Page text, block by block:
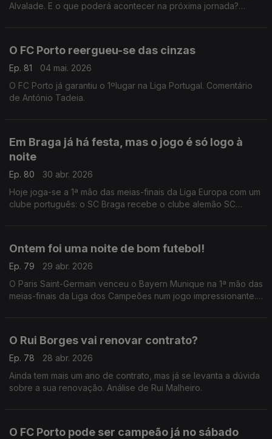
Alvalade. E o que poderá acontecer na próxima jornada?
O FC Porto reergueu-se das cinzas
Ep. 81
04 mai. 2026
O FC Porto já garantiu o 1ºlugar na Liga Portugal. Comentário
de António Tadeia.
Em Braga já há festa, mas o jogo é só logo à
noite
Ep. 80
30 abr. 2026
Hoje joga-se a 1ª mão das meias-finais da Liga Europa com um
clube português: o SC Braga recebe o clube alemão SC
Ontem foi uma noite de bom futebol!
Ep. 79
29 abr. 2026
O Paris Saint-Germain venceu o Bayern Munique na 1ª mão das
meias-finais da Liga dos Campeões num jogo impressionante.
O Rui Borges vai renovar contrato?
Ep. 78
28 abr. 2026
Ainda tem mais um ano de contrato, mas já se levanta a dúvida
sobre a sua renovação. Análise de Rui Malheiro.
O FC Porto pode ser campeão já no sábado